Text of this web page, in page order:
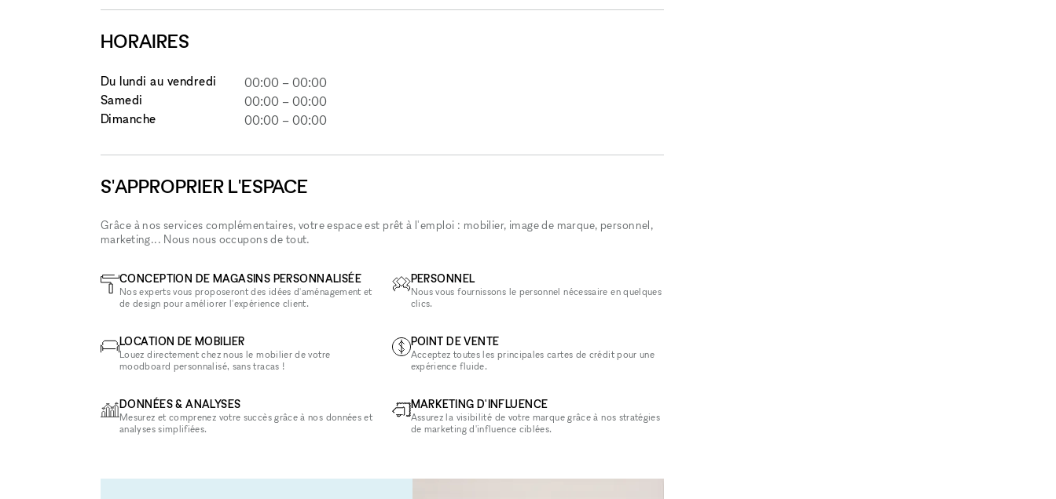
HORAIRES
Du lundi au vendredi 00:00 –00:00
Samedi
00:00 –00:00
Dimanche
00:00 –00:00
S'APPROPRIER L'ESPACE
Grâce à nos services complémentaires, votre espace est prêt à l'emploi : mobilier, image de marque, personnel,
marketing... Nous nous occupons de tout.
CONCEPTION DE MAGASINS PERSONNALISÉE
Nos experts vous proposeront des idées d'aménagement et
de design pour améliorer l'expérience client.
LOCATION DE MOBILIER
Louez directement chez nous le mobilier de votre
moodboard personnalisé, sans tracas !
DONNÉES & ANALYSES
Mesurez et comprenez votre succès grâce à nos données et
analyses simplifiées.
PERSONNEL
Nous vous fournissons le personnel nécessaire en quelques
clics.
POINT DE VENTE
Acceptez toutes les principales cartes de crédit pour une
expérience fluide.
MARKETING D'INFLUENCE
Assurez la visibilité de votre marque grâce à nos stratégies
de marketing d'influence ciblées.